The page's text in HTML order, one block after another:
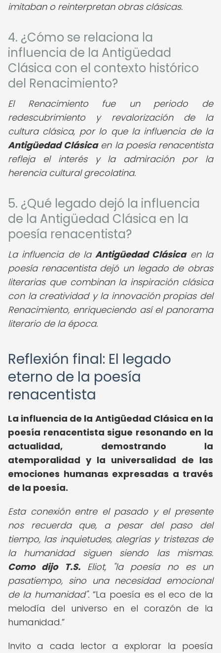
imitaban o reinterpretan obras clásicas.
4. ¿Cómo se relaciona la
influencia de la Antigüedad
Clásica con el contexto histórico
del Renacimiento?
El Renacimiento fue un periodo de
redescubrimiento y revalorización de la
cultura clásica, por lo que la influencia de la
Antigüedad Clásicaen la poesía renacentista
refleja el interés y la admiración por la
herencia cultural grecolatina.
5. ¿Qué legado dejó la influencia
de la Antigüedad Clásica en la
poesía renacentista?
La influencia de laAntigüedad Clásicaen la
poesía renacentista dejó un legado de obras
literarias que combinan la inspiración clásica
con la creatividad y la innovación propias del
Renacimiento, enriqueciendo así el panorama
literario de la época.
Reflexión final: El legado
eterno de la poesía
renacentista
La influencia de la Antigüedad Clásica en la
poesía renacentista sigue resonando en la
actualidad, demostrando la
atemporalidad y la universalidad de las
emociones humanas expresadas a través
de la poesía.
Esta conexión entre el pasado y el presente
nos recuerda que, a pesar del paso del
tiempo, las inquietudes, alegrías y tristezas de
la humanidad siguen siendo las mismas.
Como dijo T.S.Eliot, "la poesía no es un
pasatiempo, sino una necesidad emocional
de la humanidad". La poesía es el eco de la
melodía del universo en el corazón de la
humanidad.
Invito a cada lector a explorar la poesía